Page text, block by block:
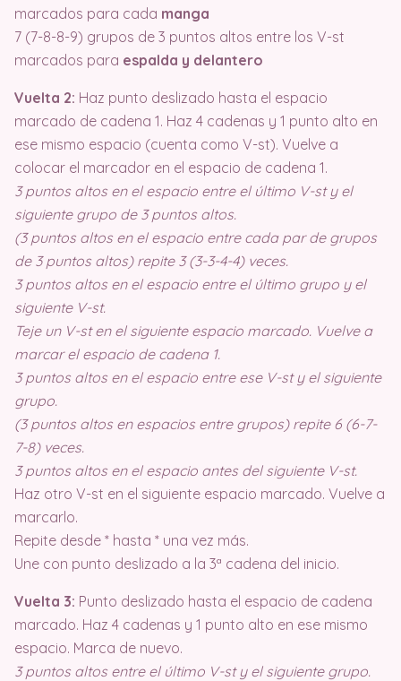
marcados para cada manga
7 (7-8-8-9) grupos de 3 puntos altos entre los V-st
marcados para espalda y delantero
Vuelta 2: Haz punto deslizado hasta el espacio
marcado de cadena 1. Haz 4 cadenas y 1 punto alto en
ese mismo espacio (cuenta como V-st). Vuelve a
colocar el marcador en el espacio de cadena 1.
3 puntos altos en el espacio entre el último V-st y el
siguiente grupo de 3 puntos altos.
(3 puntos altos en el espacio entre cada par de grupos
de 3 puntos altos) repite 3 (3-3-4-4) veces.
3 puntos altos en el espacio entre el último grupo y el
siguiente V-st.
Teje un V-st en el siguiente espacio marcado. Vuelve a
marcar el espacio de cadena 1.
3 puntos altos en el espacio entre ese V-st y el siguiente
grupo.
(3 puntos altos en espacios entre grupos) repite 6 (6-7-
7-8) veces.
3 puntos altos en el espacio antes del siguiente V-st.
Haz otro V-st en el siguiente espacio marcado. Vuelve a
marcarlo.
Repite desde * hasta * una vez más.
Une con punto deslizado a la 3ª cadena del inicio.
Vuelta 3: Punto deslizado hasta el espacio de cadena
marcado. Haz 4 cadenas y 1 punto alto en ese mismo
espacio. Marca de nuevo.
3 puntos altos entre el último V-st y el siguiente grupo.